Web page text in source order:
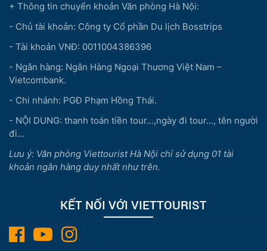
+ Thông tin chuyển khoản Văn phòng Hà Nội:
- Chủ tài khoản: Công ty Cổ phần Du lịch Bosstrips
- Tài khoản VNĐ: 0011004386396
- Ngân hàng: Ngân Hàng Ngoại Thương Việt Nam –
Vietcombank.
- Chi nhánh: PGĐ Phạm Hồng Thái.
- NỘI DUNG: thanh toán tiền tour...,ngày đi tour..., tên người
đi...
Lưu ý: Văn phòng Viettourist Hà Nội chỉ sử dụng 01 tài
khoản ngân hàng duy nhất như trên.
KẾT NỐI VỚI VIETTOURIST